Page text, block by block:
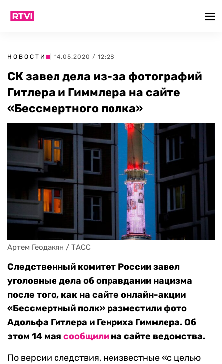
НОВОСТИ | 14.05.2020 / 12:28
СК завел дела из-за фотографий
Гитлера и Гиммлера на сайте
«Бессмертного полка»
Артем Геодакян / ТАСС
Следственный комитет России завел
уголовные дела об оправдании нацизма
после того, как на сайте онлайн-акции
«Бессмертный полк» разместили фото
Адольфа Гитлера и Генриха Гиммлера. Об
этом 14 мая сообщили на сайте ведомства.
По версии следствия, неизвестные «с целью